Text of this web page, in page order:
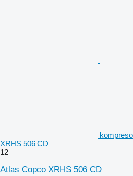
XRHS 506 CD
12
Atlas Copco XRHS 506 CD